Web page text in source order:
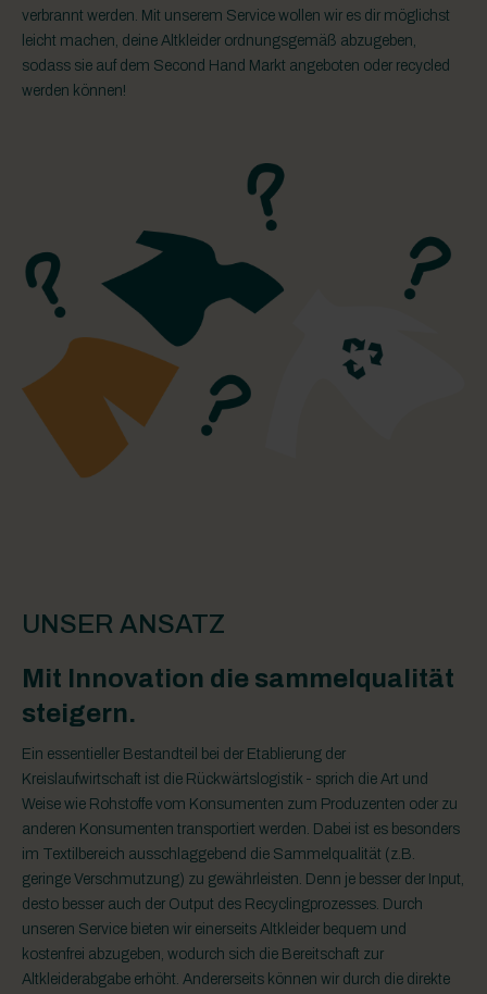
verbrannt werden. Mit unserem Service wollen wir es dir möglichst
leicht machen, deine Altkleider ordnungsgemäß abzugeben,
sodass sie auf dem Second Hand Markt angeboten oder recycled
werden können!
UNSER ANSATZ
Mit Innovation die sammelqualität
steigern.
Ein essentieller Bestandteil bei der Etablierung der
Kreislaufwirtschaft ist die Rückwärtslogistik - sprich die Art und
Weise wie Rohstoffe vom Konsumenten zum Produzenten oder zu
anderen Konsumenten transportiert werden. Dabei ist es besonders
im Textilbereich ausschlaggebend die Sammelqualität (z.B.
geringe Verschmutzung) zu gewährleisten. Denn je besser der Input,
desto besser auch der Output des Recyclingprozesses. Durch
unseren Service bieten wir einerseits Altkleider bequem und
kostenfrei abzugeben, wodurch sich die Bereitschaft zur
Altkleiderabgabe erhöht. Andererseits können wir durch die direkte